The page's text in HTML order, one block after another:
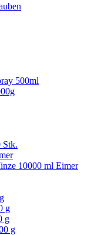
500ml
Stk.
10000 ml Eimer
g
g
g